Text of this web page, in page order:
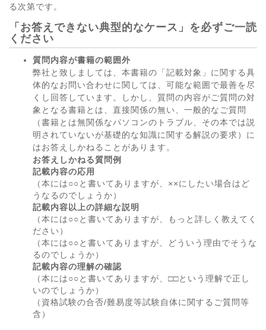
る次第です。
「お答えできない典型的なケース」を必ずご一読
ください
質問内容が書籍の範囲外
弊社と致しましては、本書籍の「記載対象」に関する具
体的なお問い合わせに関しては、可能な範囲で最善を尽
くし回答しています。しかし、質問の内容がご質問の対
象となる書籍とは、直接関係の無い、一般的なご質問
（書籍とは無関係なパソコンのトラブル、その本では説
明されていないが基礎的な知識に関する解説の要求）に
はお答えしかねることがあります。
お答えしかねる質問例
記載内容の応用
（本には○○と書いてありますが、××にしたい場合はど
うなるのでしょうか）
記載内容以上の詳細な説明
（本には○○と書いてありますが、もっと詳しく教えてく
ださい）
（本には○○と書いてありますが、どういう理由でそうな
るのでしょうか）
記載内容の理解の確認
（本には○○と書いてありますが、□□という理解で正し
いのでしょうか）
（資格試験の合否/難易度等試験自体に関するご質問等
含）